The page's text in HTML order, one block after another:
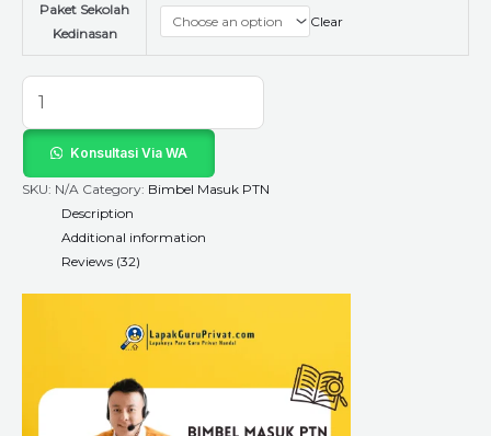
Paket Sekolah
Kedinasan
Clear
Konsultasi Via WA
SKU: N/A Category: Bimbel Masuk PTN
Description
Additional information
Reviews (32)